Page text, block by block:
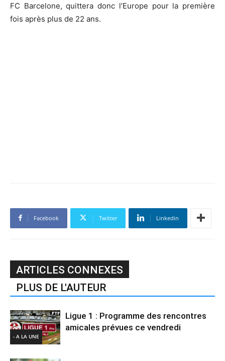
FC Barcelone, quittera donc l’Europe pour la première
fois après plus de 22 ans.
Facebook Twitter Linkedin
ARTICLES CONNEXES
PLUS DE L'AUTEUR
- A LA UNE
Ligue 1 : Programme des rencontres
amicales prévues ce vendredi